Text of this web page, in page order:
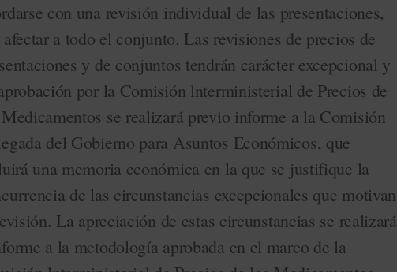
con una revisión individual de las presentaciones,
a todo el conjunto. Las revisiones de precios de
y de conjuntos tendrán carácter excepcional y
por la Comisión lnterministerial de Precios de
se realizará previo informe a la Comisión
del Gobierno para Asuntos Económicos, que
una memoria económica en la que se justifique la
de las circunstancias excepcionales que motivan
La apreciación de estas circunstancias se realizará
a la metodología aprobada en el marco de la